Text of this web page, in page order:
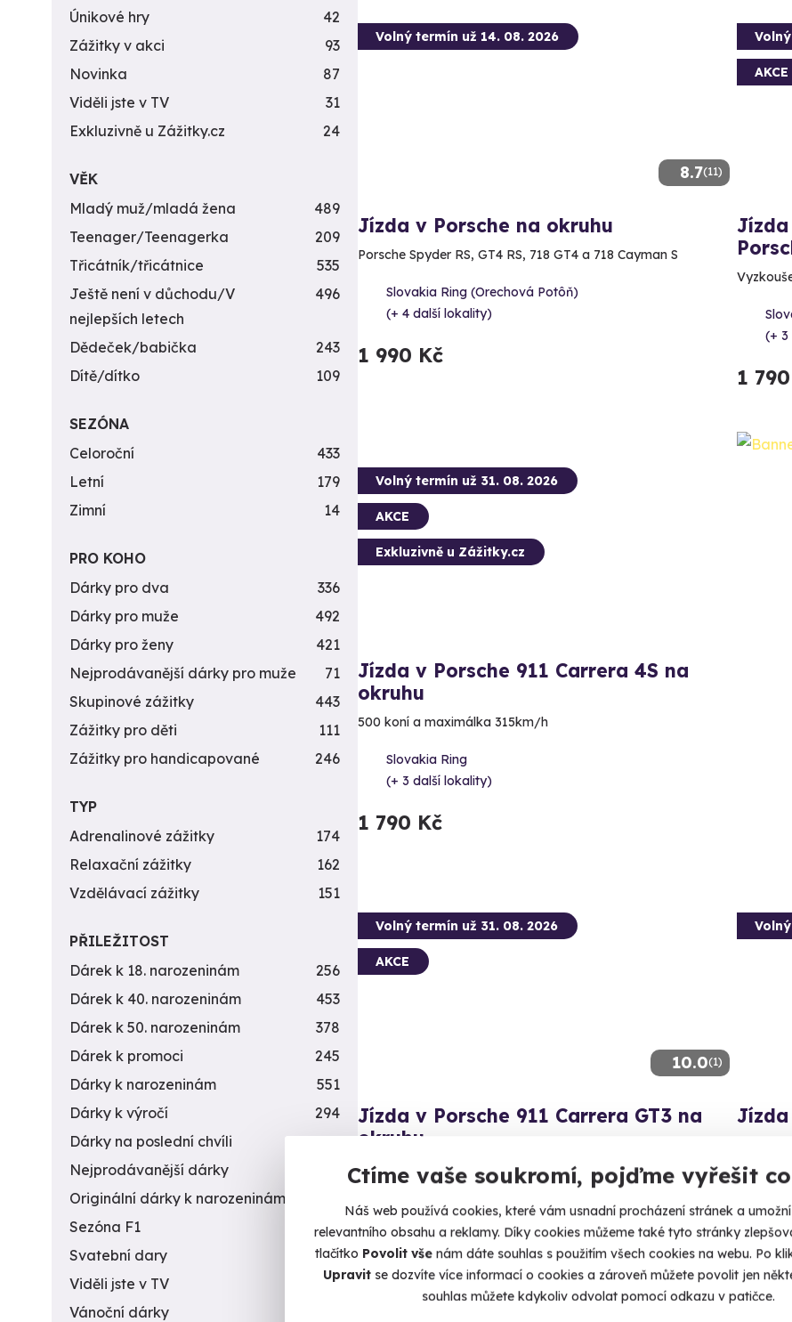
Ctíme vaše soukromí, pojďme vyřešit
Náš web používá cookies, které vám usnadní procházení stránek a
relevantního obsahu a reklamy. Díky cookies můžeme také tyto stránky
tlačítko Povolit vše nám dáte souhlas s použitím všech cookies na webu. Po
Upravitse dozvíte více informací o cookies a zároveň můžete povolit jen
souhlas můžete kdykoliv odvolat pomocí odkazu v patičce.
8.7(11)
Volný termín už 14. 08. 2026
Jízda v Porsche na okruhu
Porsche Spyder RS, GT4 RS, 718 GT4 a 718 Cayman S
Slovakia Ring (Orechová Potôň)
(+ 4 další lokality)
1 990 Kč
AKCE
(+ 3
1
Volný termín už 31. 08. 2026
AKCE
Exkluzivně u Zážitky.cz
Jízda v Porsche 911 Carrera 4S na
okruhu
500 koní a maximálka 315km/h
Slovakia Ring
(+ 3 další lokality)
1 790 Kč
10.0(1)
Volný termín už 31. 08. 2026
AKCE
Jízda v Porsche 911 Carrera GT3 na
okruhu
Brutální okruhové monstrum s 500 koňmi ve 4 lokalitách
Slovakia Ring
(+ 3 další lokality)
1 790 Kč
(+
1
Únikové hry
42
Zážitky v akci
93
Novinka
87
Viděli jste v TV
31
Exkluzivně u Zážitky.cz
24
VĚK
Mladý muž/mladá žena
489
Teenager/Teenagerka
209
Třicátník/třicátnice
535
Ještě není v důchodu/V
nejlepších letech
496
Dědeček/babička
243
Dítě/dítko
109
SEZÓNA
Celoroční
433
Letní
179
Zimní
14
PRO KOHO
Dárky pro dva
336
Dárky pro muže
492
Dárky pro ženy
421
Nejprodávanější dárky pro muže
71
Skupinové zážitky
443
Zážitky pro děti
111
Zážitky pro handicapované
246
TYP
Adrenalinové zážitky
174
Relaxační zážitky
162
Vzdělávací zážitky
151
PŘILEŽITOST
Dárek k 18. narozeninám
256
Dárek k 40. narozeninám
453
Dárek k 50. narozeninám
378
Dárek k promoci
245
Dárky k narozeninám
551
Dárky k výročí
294
Dárky na poslední chvíli
450
Nejprodávanější dárky
Originální dárky k narozeninám
Sezóna F1
4
Svatební dary
196
Viděli jste v TV
31
Vánoční dárky